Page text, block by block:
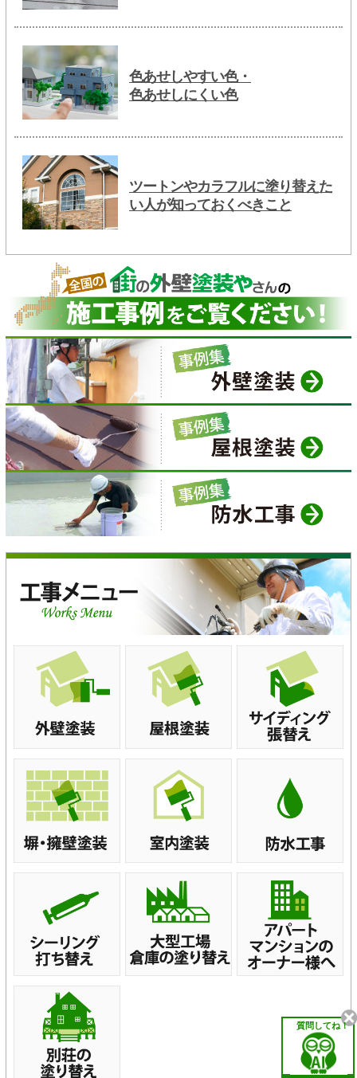
色あせしやすい色・
色あせしにくい色
ツートンやカラフルに塗り替えた
い人が知っておくべきこと
質問してね！